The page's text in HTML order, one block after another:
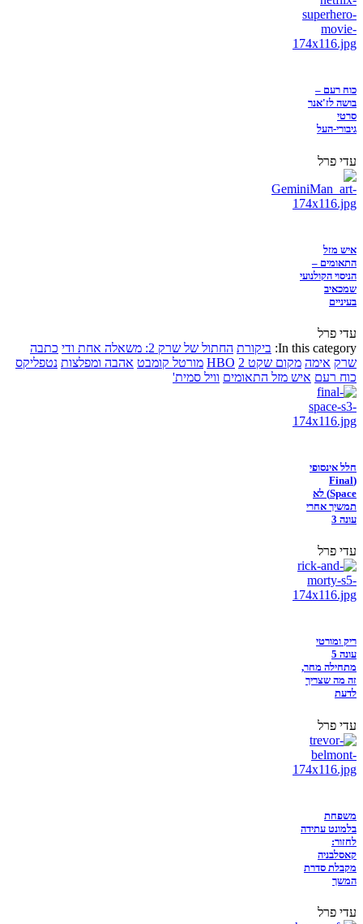
כוח רעם –
בושה לז'אנר
סרטי
גיבורי-העל
עדי פרל
איש מזל
התאומים –
הניסוי הקולנועי
שמכאיב
בעיניים
עדי פרל
In this category: ביקורת החתול של שרק 2: משאלה אחת ודי
כתבה
שרק אימה מקום שקט 2 HBO מורטל קומבט אהבה ומפלצות נטפליקס
כוח רעם איש מזל התאומים וויל סמית'
חלל אינסופי
(Final
Space) לא
תמשיך אחרי
עונה 3
עדי פרל
ריק ומורטי
עונה 5
מתחילה מחר,
זה מה שצריך
לדעת
עדי פרל
משפחת
בלמונט עתידה
לחזור:
קאסלבניה
מקבלת סדרת
המשך
עדי פרל